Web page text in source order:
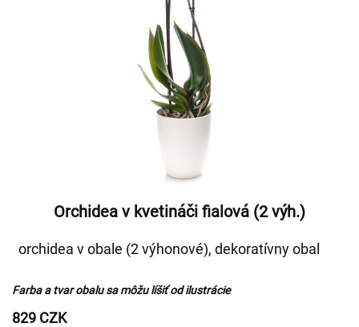
Orchidea v kvetináči fialová (2 výh.)
orchidea v obale (2 výhonové), dekoratívny obal
Farba a tvar obalu sa môžu líšiť od ilustrácie
829 CZK